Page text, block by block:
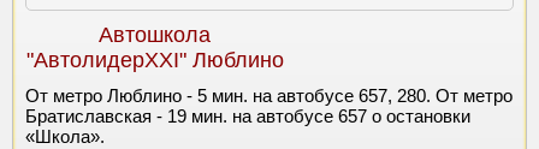
Автошкола
"АвтолидерXXI" Люблино
От метро Люблино - 5 мин. на автобусе 657, 280. От метро
Братиславская - 19 мин. на автобусе 657 о остановки
«Школа».